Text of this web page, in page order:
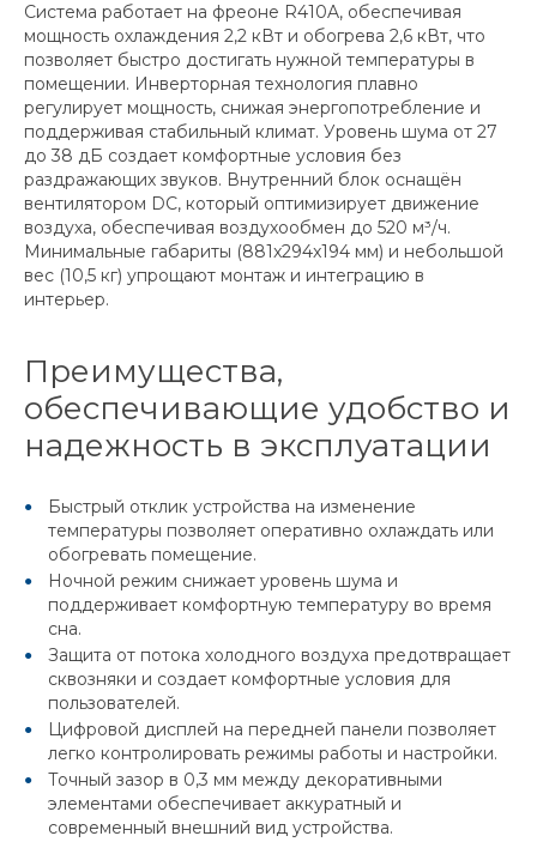
Система работает на фреоне R410A, обеспечивая
мощность охлаждения 2,2 кВт и обогрева 2,6 кВт, что
позволяет быстро достигать нужной температуры в
помещении. Инверторная технология плавно
регулирует мощность, снижая энергопотребление и
поддерживая стабильный климат. Уровень шума от 27
до 38 дБ создает комфортные условия без
раздражающих звуков. Внутренний блок оснащён
вентилятором DC, который оптимизирует движение
воздуха, обеспечивая воздухообмен до 520 м³/ч.
Минимальные габариты (881x294x194 мм) и небольшой
вес (10,5 кг) упрощают монтаж и интеграцию в
интерьер.
Преимущества,
обеспечивающие удобство и
надежность в эксплуатации
Быстрый отклик устройства на изменение
температуры позволяет оперативно охлаждать или
обогревать помещение.
Ночной режим снижает уровень шума и
поддерживает комфортную температуру во время
сна.
Защита от потока холодного воздуха предотвращает
сквозняки и создает комфортные условия для
пользователей.
Цифровой дисплей на передней панели позволяет
легко контролировать режимы работы и настройки.
Точный зазор в 0,3 мм между декоративными
элементами обеспечивает аккуратный и
современный внешний вид устройства.